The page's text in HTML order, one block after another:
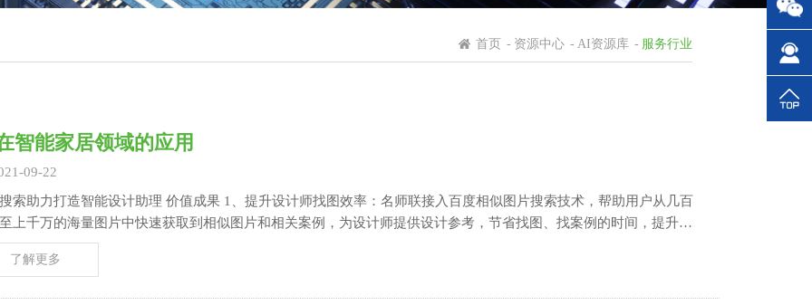
首页 - 资源中心 - AI资源库 - 服务行业
智能家居领域的应用
09-22
能设计助理 价值成果 1、提升设计师找图效率：名师联接入百度相似图片搜索技术，帮助用户从几百
上千万的海量图片中快速获取到相似图片和相关案例，为设计师提供设计参考，节省找图、找案例的时间，提升设
和质量。 2、减少冗余图片的资源消耗：随着时间积累，网站图库量越来越大，百度相似图片……
了解更多